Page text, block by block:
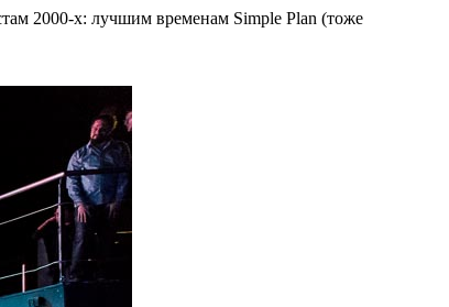
2000-х: лучшим временам Simple Plan (тоже